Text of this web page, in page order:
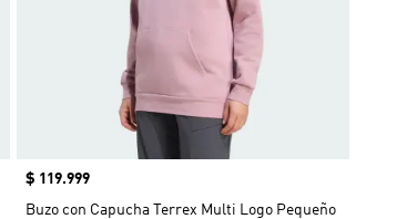
Precio
$ 119.999
Buzo con Capucha Terrex Multi Logo Pequeño